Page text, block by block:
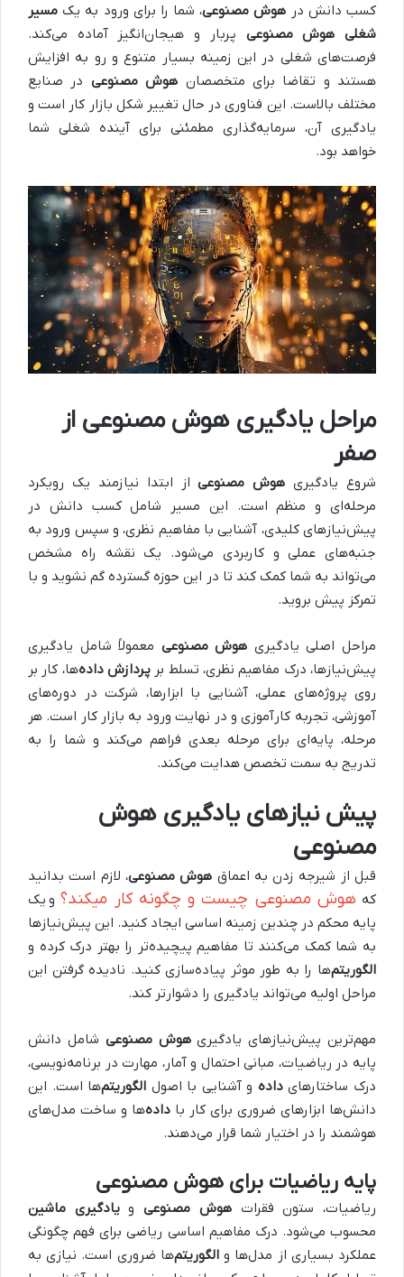
کسب دانش در هوش مصنوعی، شما را برای ورود به یک مسیر
شغلی هوش مصنوعی پربار و هیجان‌انگیز آماده می‌کند.
فرصت‌های شغلی در این زمینه بسیار متنوع و رو به افزایش
هستند و تقاضا برای متخصصان هوش مصنوعی در صنایع
مختلف بالاست. این فناوری در حال تغییر شکل بازار کار است و
یادگیری آن، سرمایه‌گذاری مطمئنی برای آینده شغلی شما
خواهد بود.
مراحل یادگیری هوش مصنوعی از
صفر
شروع یادگیری هوش مصنوعیاز ابتدا نیازمند یک رویکرد
مرحله‌ای و منظم است. این مسیر شامل کسب دانش در
پیش‌نیازهای کلیدی، آشنایی با مفاهیم نظری، و سپس ورود به
جنبه‌های عملی و کاربردی می‌شود. یک نقشه راه مشخص
می‌تواند به شما کمک کند تا در این حوزه گسترده گم نشوید و با
تمرکز پیش بروید.
مراحل اصلی یادگیری هوش مصنوعی معمولاً شامل یادگیری
پیش‌نیازها، درک مفاهیم نظری، تسلط بر پردازش داده‌ها، کار بر
روی پروژه‌های عملی، آشنایی با ابزارها، شرکت در دوره‌های
آموزشی، تجربه کارآموزی و در نهایت ورود به بازار کار است. هر
مرحله، پایه‌ای برای مرحله بعدی فراهم می‌کند و شما را به
تدریج به سمت تخصص هدایت می‌کند.
پیش‌ نیازهای یادگیری هوش
مصنوعی
قبل از شیرجه زدن به اعماق هوش مصنوعی، لازم است بدانید
کههوش مصنوعی چیست و چگونه کار میکند؟و یک
پایه محکم در چندین زمینه اساسی ایجاد کنید. این پیش‌نیازها
به شما کمک می‌کنند تا مفاهیم پیچیده‌تر را بهتر درک کرده و
الگوریتم‌ها را به طور موثر پیاده‌سازی کنید. نادیده گرفتن این
مراحل اولیه می‌تواند یادگیری را دشوارتر کند.
مهم‌ترین پیش‌نیازهای یادگیریهوش مصنوعی شامل دانش
پایه در ریاضیات، مبانی احتمال و آمار، مهارت در برنامه‌نویسی،
درک ساختارهایداده‌ و آشنایی با اصول الگوریتم‌ها است. این
دانش‌ها ابزارهای ضروری برای کار با داده‌ها و ساخت مدل‌های
هوشمند را در اختیار شما قرار می‌دهند.
پایه ریاضیات برای هوش مصنوعی
ریاضیات، ستون فقراتهوش مصنوعیویادگیری ماشین
محسوب می‌شود. درک مفاهیم اساسی ریاضی برای فهم چگونگی
عملکرد بسیاری از مدل‌ها والگوریتم‌ها ضروری است. نیازی به